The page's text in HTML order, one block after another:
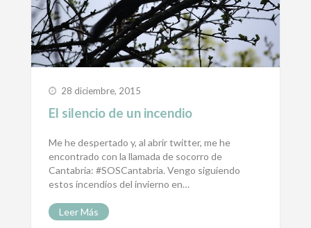
28 diciembre, 2015
El silencio de un incendio
Me he despertado y, al abrir twitter, me he
encontrado con la llamada de socorro de
Cantabria: #SOSCantabria. Vengo siguiendo
estos incendios del invierno en…
Leer Más